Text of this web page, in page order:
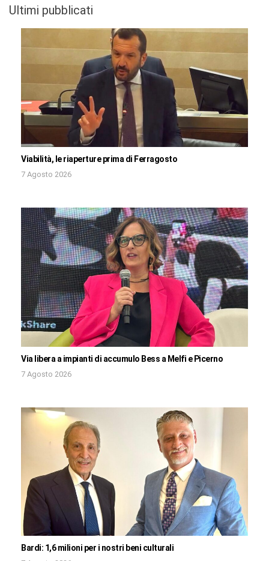
Ultimi pubblicati
Viabilità, le riaperture prima di Ferragosto
7 Agosto 2026
Via libera a impianti di accumulo Bess a Melfi e Picerno
7 Agosto 2026
Bardi: 1,6 milioni per i nostri beni culturali